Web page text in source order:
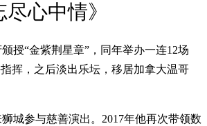
心中情》
授“金紫荆星章”，同年举办一连12场
挥，之后淡出乐坛，移居加拿大温哥
城参与慈善演出。2017年他再次带领数